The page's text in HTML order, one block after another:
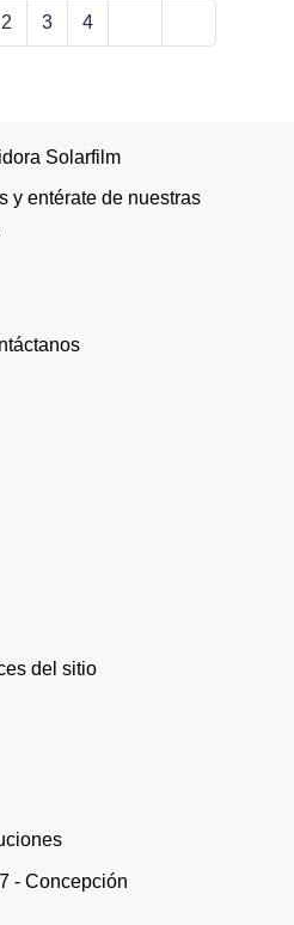
2 3 4
Solarfilm
y entérate de nuestras
del sitio
- Concepción